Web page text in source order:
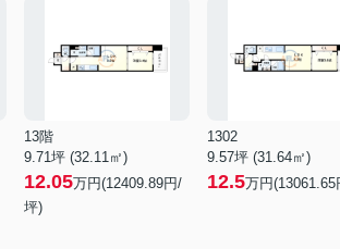
13階
9.71坪 (32.11㎡)
12.05万円(12409.89円/
坪)
1302
9.57坪 (31.64㎡)
12.5万円(13061.65